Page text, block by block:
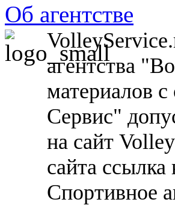
Об агентстве
агентства
материалов с
Сервис"
на сайт
сайта
Спортивное